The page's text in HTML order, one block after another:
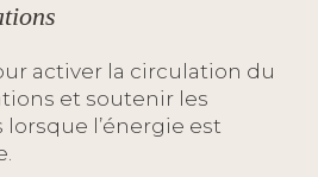
activer la circulation du
et soutenir les
l’énergie est